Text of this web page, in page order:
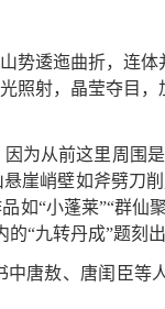
势逶迤曲折，连
照射，晶莹夺目
为从前这里周围
崖峭壁如斧劈刀
“小蓬莱”“群仙
“九转丹成”题刻
唐敖、唐闺臣等